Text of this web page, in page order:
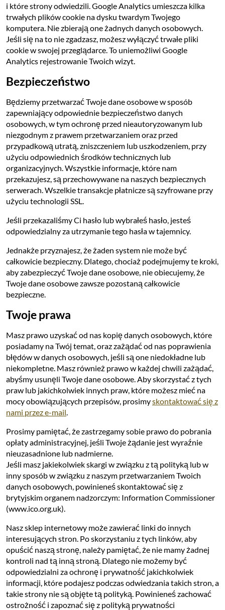
i które strony odwiedzili. Google Analytics umieszcza kilka
trwałych plików cookie na dysku twardym Twojego
komputera. Nie zbierają one żadnych danych osobowych.
Jeśli się na to nie zgadzasz, możesz wyłączyć trwałe pliki
cookie w swojej przeglądarce. To uniemożliwi Google
Analytics rejestrowanie Twoich wizyt.
Bezpieczeństwo
Będziemy przetwarzać Twoje dane osobowe w sposób
zapewniający odpowiednie bezpieczeństwo danych
osobowych, w tym ochronę przed nieautoryzowanym lub
niezgodnym z prawem przetwarzaniem oraz przed
przypadkową utratą, zniszczeniem lub uszkodzeniem, przy
użyciu odpowiednich środków technicznych lub
organizacyjnych. Wszystkie informacje, które nam
przekazujesz, są przechowywane na naszych bezpiecznych
serwerach. Wszelkie transakcje płatnicze są szyfrowane przy
użyciu technologii SSL.
Jeśli przekazaliśmy Ci hasło lub wybrałeś hasło, jesteś
odpowiedzialny za utrzymanie tego hasła w tajemnicy.
Jednakże przyznajesz, że żaden system nie może być
całkowicie bezpieczny. Dlatego, chociaż podejmujemy te kroki,
aby zabezpieczyć Twoje dane osobowe, nie obiecujemy, że
Twoje dane osobowe zawsze pozostaną całkowicie
bezpieczne.
Twoje prawa
Masz prawo uzyskać od nas kopię danych osobowych, które
posiadamy na Twój temat, oraz zażądać od nas poprawienia
błędów w danych osobowych, jeśli są one niedokładne lub
niekompletne. Masz również prawo w każdej chwili zażądać,
abyśmy usunęli Twoje dane osobowe. Aby skorzystać z tych
praw lub jakichkolwiek innych praw, które możesz mieć na
mocy obowiązujących przepisów, prosimyskontaktować się z
nami przez e-mail.
Prosimy pamiętać, że zastrzegamy sobie prawo do pobrania
opłaty administracyjnej, jeśli Twoje żądanie jest wyraźnie
nieuzasadnione lub nadmierne.
Jeśli masz jakiekolwiek skargi w związku z tą polityką lub w
inny sposób w związku z naszym przetwarzaniem Twoich
danych osobowych, powinieneś skontaktować się z
brytyjskim organem nadzorczym: Information Commissioner
(www.ico.org.uk).
Nasz sklep internetowy może zawierać linki do innych
interesujących stron. Po skorzystaniu z tych linków, aby
opuścić naszą stronę, należy pamiętać, że nie mamy żadnej
kontroli nad tą inną stroną. Dlatego nie możemy być
odpowiedzialni za ochronę i prywatność jakichkolwiek
informacji, które podajesz podczas odwiedzania takich stron, a
takie strony nie są objęte tą polityką. Powinieneś zachować
ostrożność i zapoznać się z polityką prywatności